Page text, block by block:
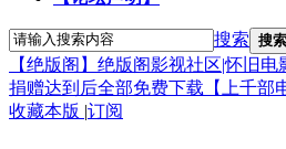
搜索 搜索
【绝版阁】绝版阁影视社区|怀旧
捐赠达到后全部免费下载【上千部
收藏本版 |订阅